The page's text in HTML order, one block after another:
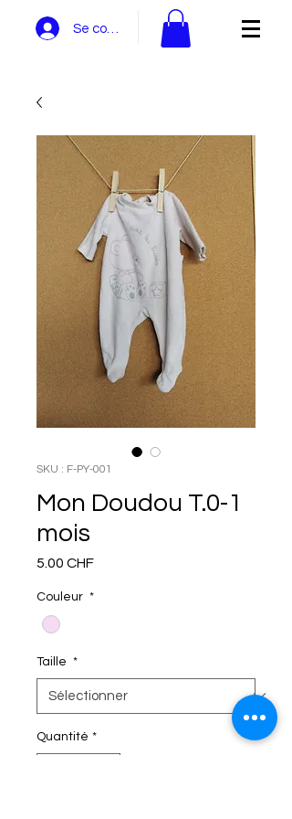
Se connecter
SKU : F-PY-001
Mon Doudou T.0-1
mois
5.00 CHFPrix
Couleur *
Taille *
Quantité *